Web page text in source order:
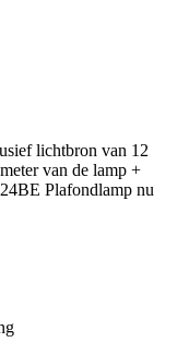
lichtbron van 12
van de lamp +
Plafondlamp nu